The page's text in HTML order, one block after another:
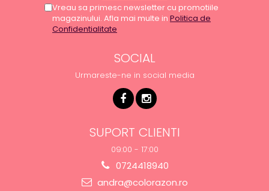
Vreau sa primesc newsletter cu promotiile
magazinului. Afla mai multe in Politica de
Confidentialitate
SOCIAL
Urmareste-ne in social media
SUPORT CLIENTI
09:00 - 17:00
0724418940
andra@colorazon.ro